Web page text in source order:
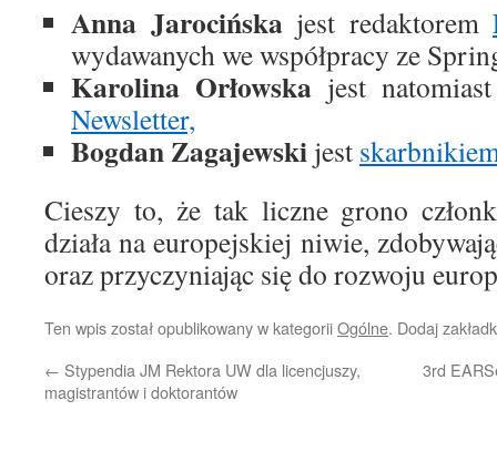
Anna Jarocińskajest redaktorem
wydawanych we współpracy ze
Karolina Orłowska jest
Newsletter,
Bogdan Zagajewski jest
Cieszy to, że tak liczne grono
działa na europejskiej niwie,
oraz przyczyniając się do rozwoju
Ten wpis został opublikowany w kategoriiOgólne. Dodaj
← Stypendia JM Rektora UW dla licencjuszy,
magistrantów i doktorantów
3rd